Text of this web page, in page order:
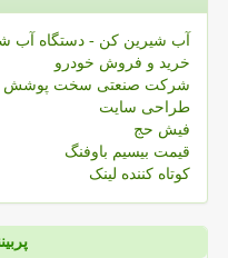
آب شیرین کن - دستگاه آب
خرید و فروش خودرو
شرکت صنعتی سخت پوشش
طراحی سایت
فیش حج
قیمت بیسیم باوفنگ
کوتاه کننده لینک